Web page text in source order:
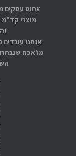
מוצרי קד"מ
אנחנו עובדים
מלאכה